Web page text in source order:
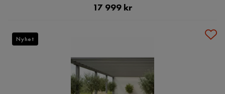
Pris
17 999 kr
Nyhet